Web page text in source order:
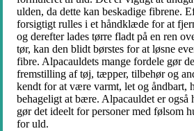
ulden, da dette kan beskadige fibrene.
forsigtigt rulles i et håndklæde for at
og derefter lades tørre fladt på en ren
tør, kan den blidt børstes for at løsne
fibre. Alpacauldets mange fordele gør
fremstilling af tøj, tæpper, tilbehør og
kendt for at være varmt, let og åndbart,
behageligt at bære. Alpacauldet er
gør det ideelt for personer med følsom
for uld.